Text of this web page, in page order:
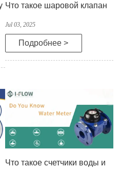
Что такое шаровой клапан
Jul 03, 2025
Подробнее >
Что такое счетчики воды и